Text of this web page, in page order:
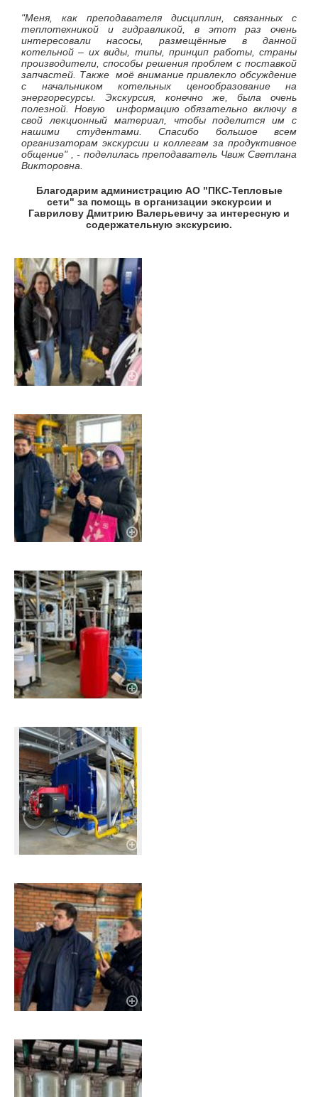
"Меня, как преподавателя дисциплин, связанных с
теплотехникой и гидравликой, в этот раз очень
интересовали насосы, размещённые в данной
котельной – их виды, типы, принцип работы, страны
производители, способы решения проблем с поставкой
запчастей. Также моё внимание привлекло обсуждение
с начальником котельных ценообразование на
энергоресурсы. Экскурсия, конечно же, была очень
полезной. Новую информацию обязательно включу в
свой лекционный материал, чтобы поделится им с
нашими студентами. Спасибо большое всем
организаторам экскурсии и коллегам за продуктивное
общение" , - поделилась преподаватель Чвиж Светлана
Викторовна.
Благодарим администрацию АО "ПКС-Тепловые
сети" за помощь в организации экскурсии и
Гаврилову Дмитрию Валерьевичу за интересную и
содержательную экскурсию.